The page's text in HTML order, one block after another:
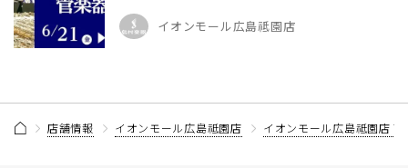
イオンモール広島祗園店
店舗情報 イオンモール広島祗園店 イオンモール広島祗園店